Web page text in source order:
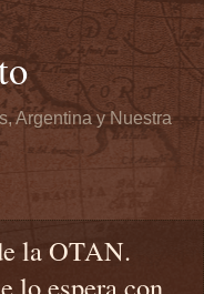
Argentina y Nuestra
la OTAN.